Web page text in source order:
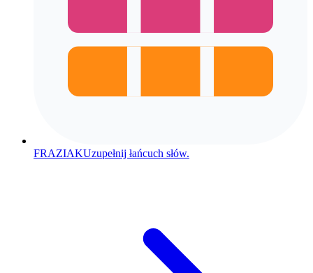
FRAZIAKUzupełnij łańcuch słów.